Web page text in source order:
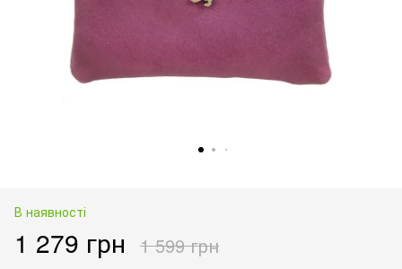
В наявності
1 279 грн 1 599 грн